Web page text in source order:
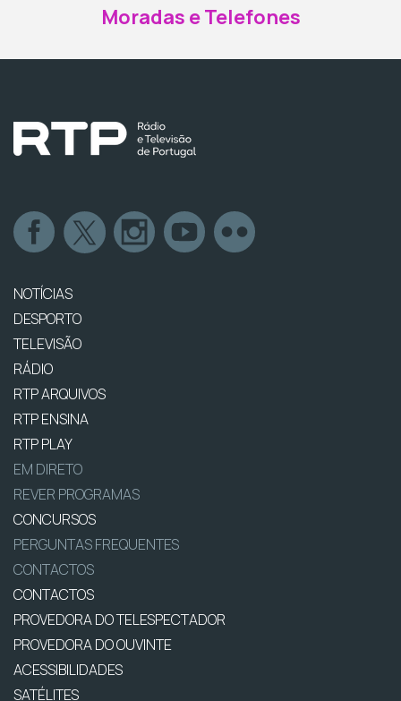
Moradas e Telefones
NOTÍCIAS
DESPORTO
TELEVISÃO
RÁDIO
RTP ARQUIVOS
RTP ENSINA
RTP PLAY
EM DIRETO
REVER PROGRAMAS
CONCURSOS
PERGUNTAS FREQUENTES
CONTACTOS
CONTACTOS
PROVEDORA DO TELESPECTADOR
PROVEDORA DO OUVINTE
ACESSIBILIDADES
SATÉLITES